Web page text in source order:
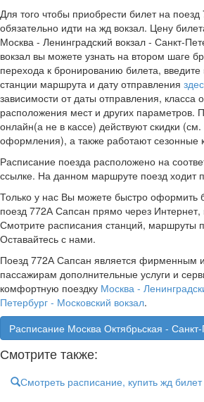
Для того чтобы приобрести билет на
обязательно идти на жд вокзал. Цену
Москва - Ленинградский вокзал - Санкт-
вокзал вы можете узнать на втором шаге
перехода к бронированию билета, введите
станции маршрута и дату отправления
зависимости от даты отправления, класса
расположения мест и других параметров.
онлайн(а не в кассе) действуют скидки
оформления), а также работают
Расписание поезда расположено на
ссылке. На данном маршруте поезд ходит
Только у нас Вы можете быстро оформить
поезд 772А Сапсан прямо через
Смотрите расписания станций, маршруты
Оставайтесь с нами.
Поезд 772А Сапсан является фирменным
пассажирам дополнительные услуги и
комфортную поездку Москва -
Петербург - Московский вокзал.
Расписание Москва Октябрьская -
Смотрите также:
Смотреть расписание, купить жд билет